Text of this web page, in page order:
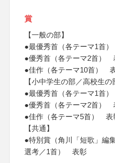
賞
【一般の部】
●最優秀首（各テーマ1首
●優秀首（各テーマ2首）
●佳作（各テーマ10首）
【小中学生の部／高校生の
●最優秀首（各テーマ1首
●優秀首（各テーマ2首）
●佳作（各テーマ5首） 表
【共通】
●特別賞（角川「短歌」編
選考／1首） 表彰